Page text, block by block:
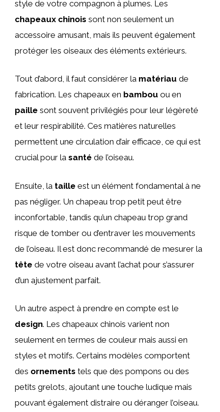
style de votre compagnon à plumes. Les
chapeaux chinois sont non seulement un
accessoire amusant, mais ils peuvent également
protéger les oiseaux des éléments extérieurs.
Tout d’abord, il faut considérer la matériau de
fabrication. Les chapeaux en bambou ou en
paille sont souvent privilégiés pour leur légèreté
et leur respirabilité. Ces matières naturelles
permettent une circulation d’air efficace, ce qui est
crucial pour la santé de l’oiseau.
Ensuite, la taille est un élément fondamental à ne
pas négliger. Un chapeau trop petit peut être
inconfortable, tandis qu’un chapeau trop grand
risque de tomber ou d’entraver les mouvements
de l’oiseau. Il est donc recommandé de mesurer la
tête de votre oiseau avant l’achat pour s’assurer
d’un ajustement parfait.
Un autre aspect à prendre en compte est le
design. Les chapeaux chinois varient non
seulement en termes de couleur mais aussi en
styles et motifs. Certains modèles comportent
des ornements tels que des pompons ou des
petits grelots, ajoutant une touche ludique mais
pouvant également distraire ou déranger l’oiseau.